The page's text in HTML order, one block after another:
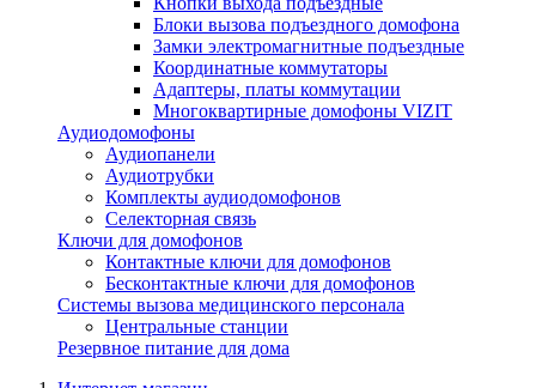
Блоки вызова подъездного домофона
Замки электромагнитные подъездные
Координатные коммутаторы
Адаптеры, платы коммутации
Многоквартирные домофоны VIZIT
Аудиодомофоны
Аудиопанели
Аудиотрубки
Комплекты аудиодомофонов
Селекторная связь
Ключи для домофонов
Контактные ключи для домофонов
Бесконтактные ключи для домофонов
Системы вызова медицинского персонала
Центральные станции
Резервное питание для дома